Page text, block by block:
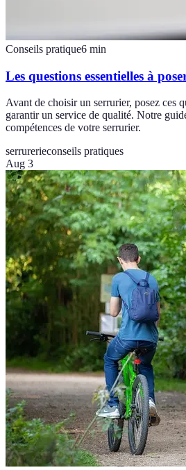
Conseils pratique6 min
Les questions essentielles à
Avant de choisir un serrurier, posez ces
garantir un service de qualité. Notre
compétences de votre serrurier.
serrurerieconseils pratiques
Aug 3